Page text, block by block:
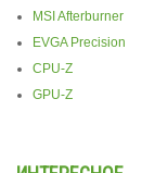
MSI Afterburner
EVGA Precision
CPU-Z
GPU-Z